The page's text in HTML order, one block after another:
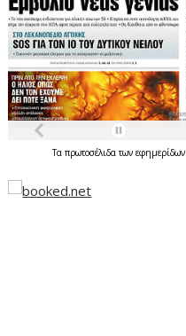
Ταπρωτοσέλιδατωνεφημερίδων